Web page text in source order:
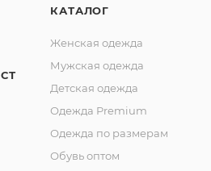
КАТАЛОГ
Женская одежда
Мужская одежда
Детская одежда
Одежда Premium
Одежда по размерам
Обувь оптом